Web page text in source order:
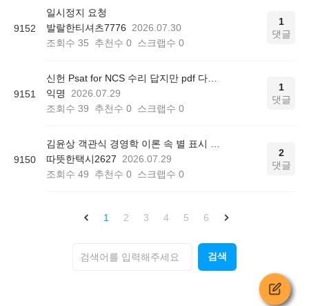
9152
일시정지 요청
발랄한티셔츠7776
2026.07.30
조회수 35 추천수 0 스크랩수 0
1
댓글
9151
익명
2026.07.29
조회수 39 추천수 0 스크랩수 0
1
댓글
9150
따뜻한택시2627
2026.07.29
조회수 49 추천수 0 스크랩수 0
2
댓글
1 2 3 4 5 6
검색